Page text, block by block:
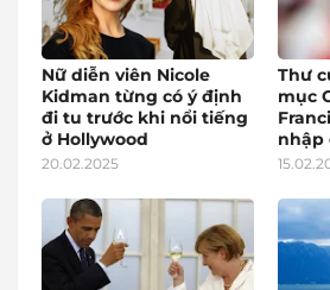
Nữ diễn viên Nicole
Kidman từng có ý định
đi tu trước khi nổi tiếng
ở Hollywood
20.02.2025
Thư
mục
nhập